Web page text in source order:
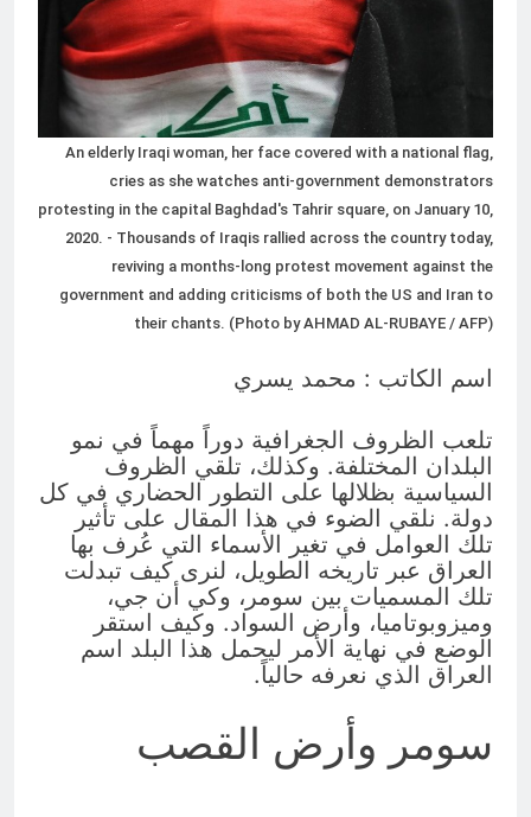
3 ساعات Ago
تجيك المنية
3 ساعات Ago
An elderly Iraqi woman, her face covered with a national flag,
cries as she watches anti-government demonstrators
protesting in the capital Baghdad's Tahrir square, on January 10,
2020. - Thousands of Iraqis rallied across the country today,
reviving a months-long protest movement against the
government and adding criticisms of both the US and Iran to
their chants. (Photo by AHMAD AL-RUBAYE / AFP)
اسم الكاتب : محمد يسري
تلعب الظروف الجغرافية دوراً مهماً في نمو
البلدان المختلفة. وكذلك، تلقي الظروف
السياسية بظلالها على التطور الحضاري في كل
دولة. نلقي الضوء في هذا المقال على تأثير
تلك العوامل في تغير الأسماء التي عُرف بها
العراق عبر تاريخه الطويل، لنرى كيف تبدلت
تلك المسميات بين سومر، وكي أن جي،
وميزوبوتاميا، وأرض السواد. وكيف استقر
الوضع في نهاية الأمر ليحمل هذا البلد اسم
العراق الذي نعرفه حالياً.
سومر وأرض القصب